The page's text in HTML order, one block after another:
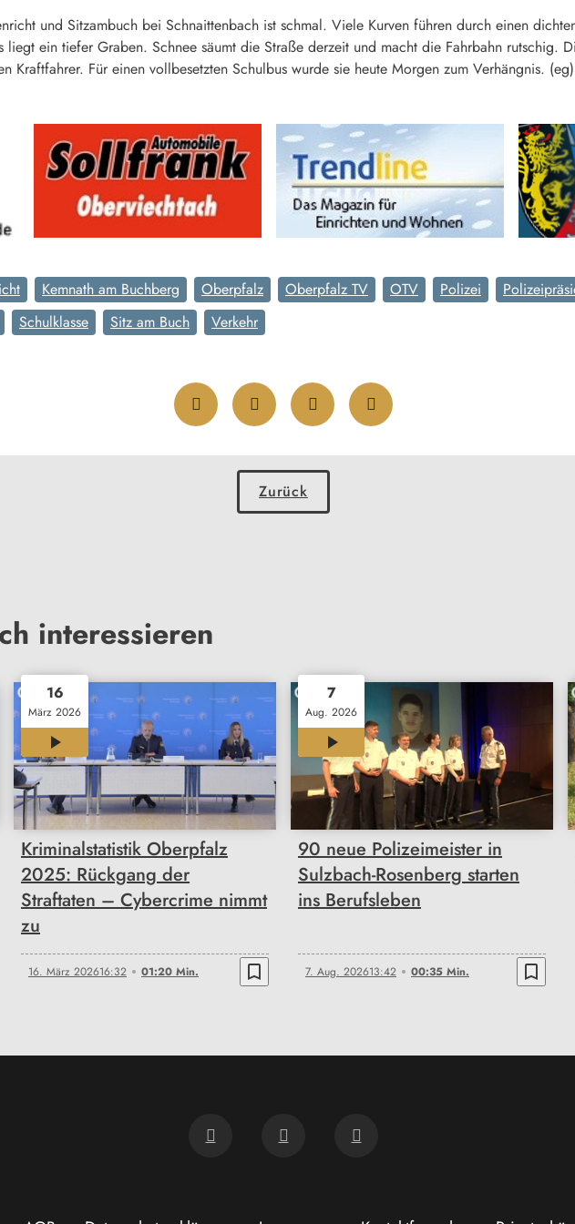
und Sitzambuch bei Schnaittenbach ist schmal. Viele Kurven führen durch einen
liegt ein tiefer Graben. Schnee säumt die Straße derzeit und macht die Fahrbahn rutschig.
Kraftfahrer. Für einen vollbesetzten Schulbus wurde sie heute Morgen zum Verhängnis. (eg)
Kemnath am Buchberg Oberpfalz Oberpfalz TV OTV Polizei
Schulklasse Sitz am Buch Verkehr
Zurück
interessieren
16
März 2026
01:20
Kriminalstatistik Oberpfalz
2025: Rückgang der
Straftaten – Cybercrime nimmt
zu
16. März 202616:32 01:20 Min. bookmark_border
7
Aug. 2026
00:35
90 neue Polizeimeister in
Sulzbach-Rosenberg starten
ins Berufsleben
7. Aug. 202613:42 00:35 Min. bookmark_border